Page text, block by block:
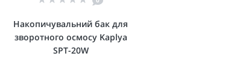
Накопичувальний бак для
зворотного осмосу Kaplya
SPT-20W